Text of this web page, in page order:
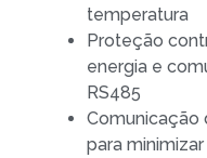
temperatura
Proteção
energia e
RS485
Comunicação
para